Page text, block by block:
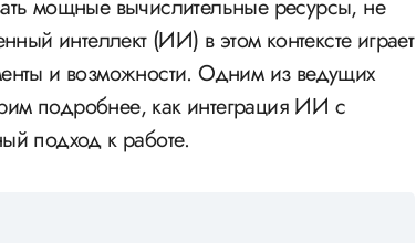
мощные вычислительные ресурсы, не
интеллект (ИИ) в этом контексте играет
и возможности. Одним из ведущих
подробнее, как интеграция ИИ с
подход к работе.